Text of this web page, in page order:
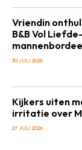
Vriendin
B&B Vol
30 JULI 2026
Kijkers uiten
irritatie over
27 JULI 2026